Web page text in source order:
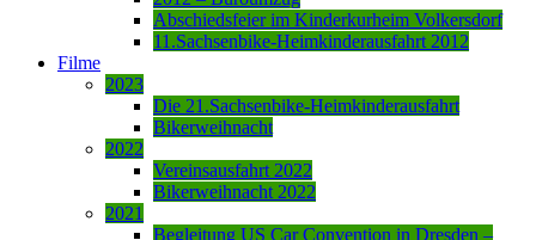
Abschiedsfeier im Kinderkurheim Volkersdorf
11.Sachsenbike-Heimkinderausfahrt 2012
Filme
2023
Die 21.Sachsenbike-Heimkinderausfahrt
Bikerweihnacht
2022
Vereinsausfahrt 2022
Bikerweihnacht 2022
2021
Begleitung US Car Convention in Dresden –